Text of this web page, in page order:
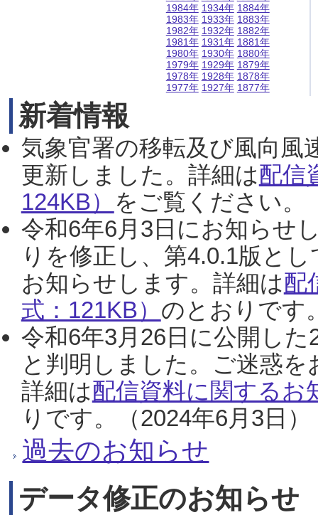
1984年
1983年
1982年
1981年
1980年
1979年
1978年
1977年
1934年
1933年
1932年
1931年
1930年
1929年
1928年
1927年
1884年
1883年
1882年
1881年
1880年
1879年
1878年
1877年
新着情報
気象官署の移転及び風向風
更新しました。詳細は配信
124KB） をご覧ください。
令和6年6月3日にお知らせ
りを修正し、第4.0.1版と
お知らせします。詳細は配
式：121KB） のとおりです
令和6年3月26日に公開し
と判明しました。ご迷惑
詳細は配信資料に関するお
りです。（2024年6月3日）
過去のお知らせ
データ修正のお知らせ